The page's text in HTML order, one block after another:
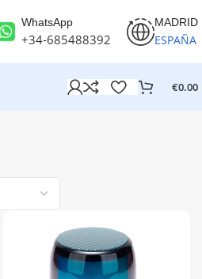
WhatsApp
+34-685488392
MADRID
ESPAÑA
€0.00